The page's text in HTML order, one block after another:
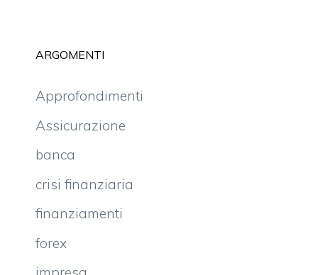
ARGOMENTI
Approfondimenti
Assicurazione
banca
crisi finanziaria
finanziamenti
forex